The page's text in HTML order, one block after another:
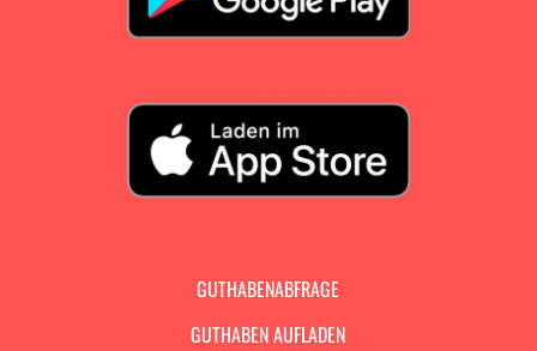
GUTHABENABFRAGE
GUTHABEN AUFLADEN